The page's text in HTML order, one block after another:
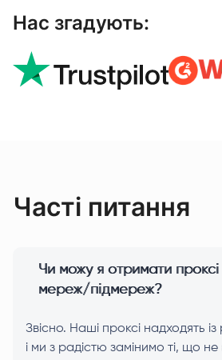
Нас згадують:
Часті питання
Чи можу я отримати проксі
мереж/підмереж?
Звісно. Наші проксі надходять із
і ми з радістю замінимо ті, що не